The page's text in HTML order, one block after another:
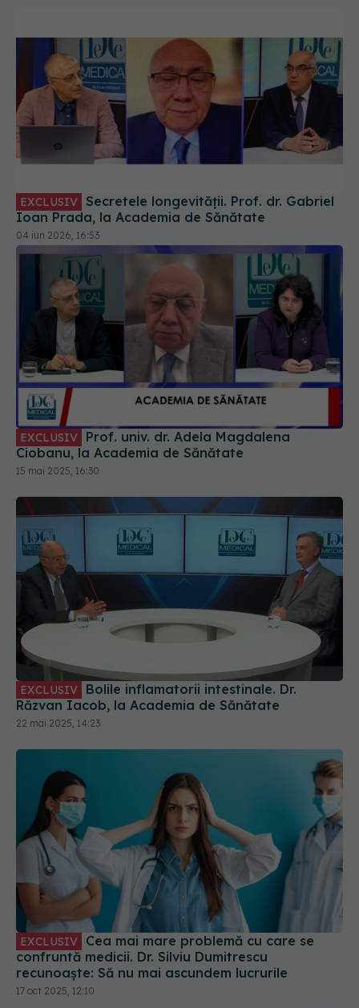
EXCLUSIV
Ioan Prada, la Academia de Sănătate
04 iun 2026, 16:53
EXCLUSIV
Ciobanu, la Academia de Sănătate
15 mai 2025, 16:30
EXCLUSIV
Răzvan Iacob, la Academia de Sănătate
22 mai 2025, 14:23
EXCLUSIV
confruntă medicii. Dr. Silviu Dumitrescu
recunoaște: Să nu mai ascundem lucrurile
17 oct 2025, 12:10